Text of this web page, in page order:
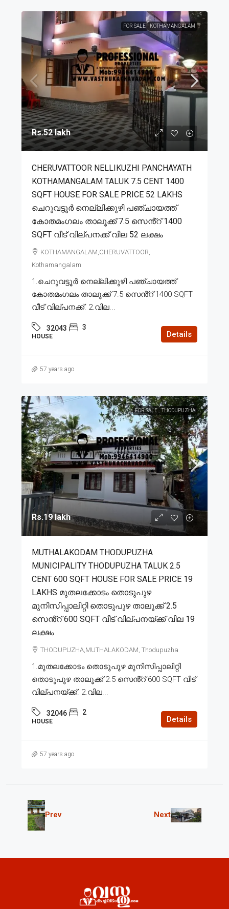
FOR SALE KOTHAMANGALAM
Rs.52 lakh
CHERUVATTOOR NELLIKUZHI PANCHAYATH
KOTHAMANGALAM TALUK 7.5 CENT 1400
SQFT HOUSE FOR SALE PRICE 52 LAKHS
ചെറുവട്ടൂർ നെല്ലിക്കുഴി പഞ്ചായത്ത്
കോതമംഗലം താലൂക്ക് 7.5 സെൻ്റ് 1400
SQFT വീട് വില്പനക്ക് വില 52 ലക്ഷം
KOTHAMANGALAM,CHERUVATTOOR,
Kothamangalam
1.ചെറുവട്ടൂർ നെല്ലിക്കുഴി പഞ്ചായത്ത്
കോതമംഗലം താലൂക്ക് 7.5 സെൻ്റ് 1400 SQFT
വീട് വില്പനക്ക്. 2.വില...
32043 3
HOUSE Details
57 years ago
FOR SALE THODUPUZHA
Rs.19 lakh
MUTHALAKODAM THODUPUZHA
MUNICIPALITY THODUPUZHA TALUK 2.5
CENT 600 SQFT HOUSE FOR SALE PRICE 19
LAKHS മുതലക്കോടം തൊടുപുഴ
മുനിസിപ്പാലിറ്റി തൊടുപുഴ താലൂക്ക് 2.5
സെൻ്റ് 600 SQFT വീട് വില്പനയ്ക്ക് വില 19
ലക്ഷം
THODUPUZHA,MUTHALAKODAM, Thodupuzha
1.മുതലക്കോടം തൊടുപുഴ മുനിസിപ്പാലിറ്റി
തൊടുപുഴ താലൂക്ക് 2.5 സെൻ്റ് 600 SQFT വീട്
വില്പനയ്ക്ക്. 2.വില...
32046 2
HOUSE Details
57 years ago
Prev Next